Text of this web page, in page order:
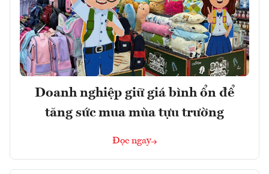
Doanh nghiệp giữ giá bình ổn để
tăng sức mua mùa tựu trường
Đọc ngay